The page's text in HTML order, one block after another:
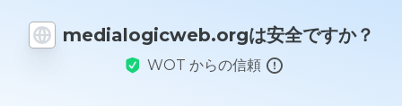
medialogicweb.orgは安全ですか？
WOT からの信頼
5の
で、